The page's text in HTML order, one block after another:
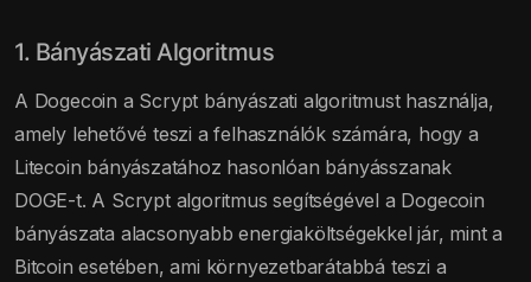
1. Bányászati Algoritmus
A Dogecoin a Scrypt bányászati algoritmust használja,
amely lehetővé teszi a felhasználók számára, hogy a
Litecoin bányászatához hasonlóan bányásszanak
DOGE-t. A Scrypt algoritmus segítségével a Dogecoin
bányászata alacsonyabb energiaköltségekkel jár, mint a
Bitcoin esetében, ami környezetbarátabbá teszi a